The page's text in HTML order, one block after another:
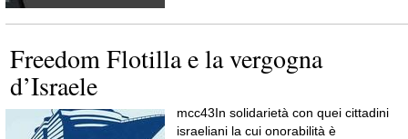
Freedom Flotilla e la vergogna
d’Israele
mcc43In solidarietà con quei cittadini
israeliani la cui onorabilità è